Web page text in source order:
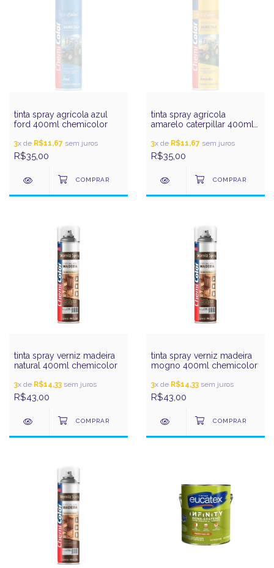
tinta spray agrícola azul
ford 400ml chemicolor
3x de R$11,67 sem juros
R$35,00
tinta spray agrícola
amarelo caterpillar 400ml
3x de R$11,67 sem juros
R$35,00
tinta spray verniz madeira
natural 400ml chemicolor
3x de R$14,33 sem juros
R$43,00
tinta spray verniz madeira
mogno 400ml chemicolor
3x de R$14,33 sem juros
R$43,00